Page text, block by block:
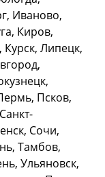
Иваново,
Киров,
Липецк,
Псков,
Сочи,
Тамбов,
Ульяновск,